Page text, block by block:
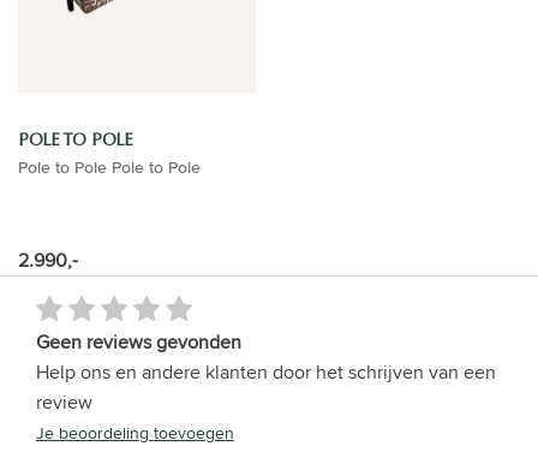
POLE TO POLE
Pole to Pole Pole to Pole
2.990,-
Geen reviews gevonden
Help ons en andere klanten door het schrijven van een
review
Je beoordeling toevoegen